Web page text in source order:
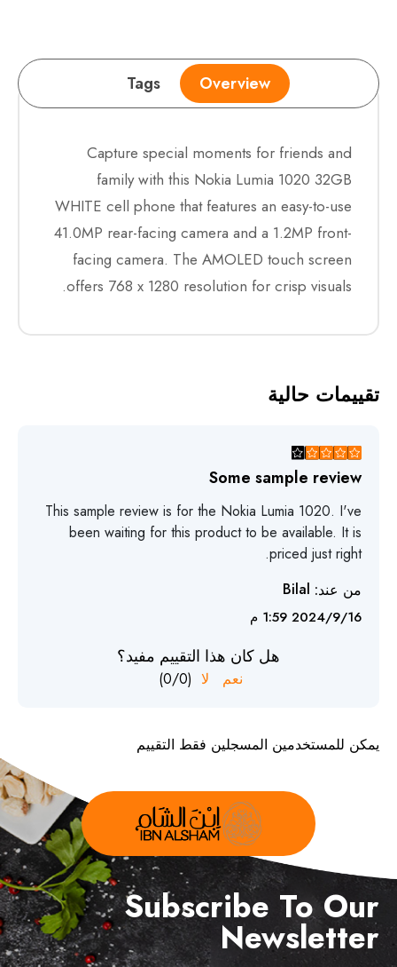
Overview
Tags
Capture special moments for friends and
family with this Nokia Lumia 1020 32GB
WHITE cell phone that features an easy-to-use
41.0MP rear-facing camera and a 1.2MP front-
facing camera. The AMOLED touch screen
offers 768 x 1280 resolution for crisp visuals.
تقييمات حالية
Some sample review
This sample review is for the Nokia Lumia 1020. I've
been waiting for this product to be available. It is
priced just right.
من عند: Bilal
16‏‏/9‏‏/2024 1:59 م
هل كان هذا التقييم مفيد؟
نعم لا (
0/0
)
يمكن للمستخدمين المسجلين فقط التقييم
Subscribe To Our
Newsletter